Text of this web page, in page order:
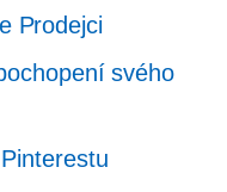
Prodejci
svého